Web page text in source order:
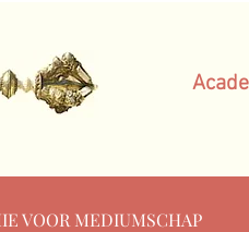
VOOR MEDIUMSCHAP